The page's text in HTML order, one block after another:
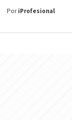
PoriProfesional